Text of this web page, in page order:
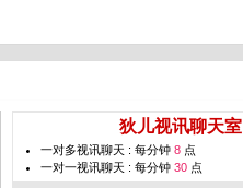
狄儿视讯聊天室
一对多视讯聊天 : 每分钟 8 点
一对一视讯聊天 : 每分钟 30 点